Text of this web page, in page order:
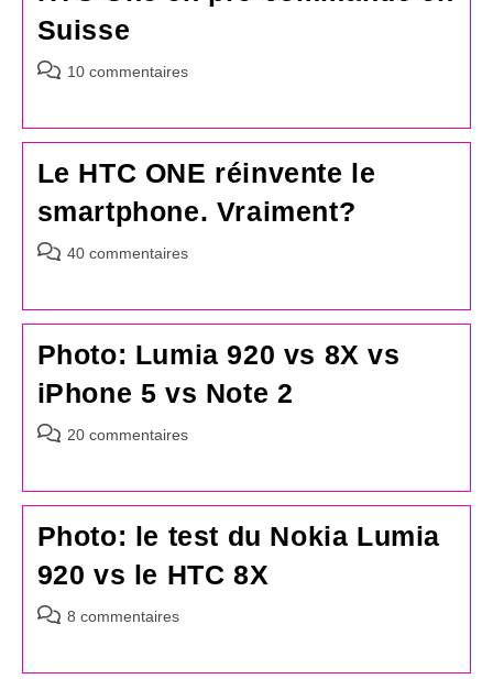
Suisse
Commentaires
publication :
10 commentaires
Le HTC ONE réinvente le
smartphone. Vraiment?
Commentaires
publication :
40 commentaires
Photo: Lumia 920 vs 8X vs
iPhone 5 vs Note 2
Commentaires
publication :
20 commentaires
Photo: le test du Nokia Lumia
920 vs le HTC 8X
Commentaires
8 commentaires